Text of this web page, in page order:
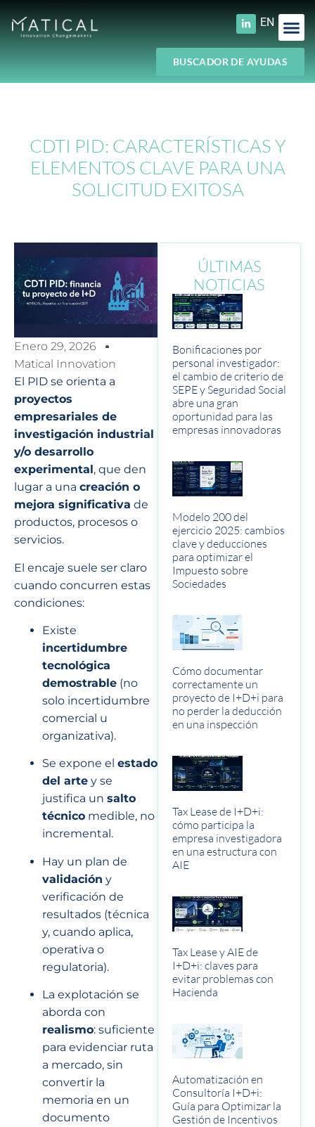
EN
BUSCADOR DE AYUDAS
CDTI PID: CARACTERÍSTICAS Y
ELEMENTOS CLAVE PARA UNA
SOLICITUD EXITOSA
Enero 29, 2026
Matical Innovation
El PID se orienta a
proyectos
empresariales de
investigación industrial
y/o desarrollo
experimental, que den
lugar a una creación o
mejora significativa de
productos, procesos o
servicios.
El encaje suele ser claro
cuando concurren estas
condiciones:
Existe
incertidumbre
tecnológica
demostrable (no
solo incertidumbre
comercial u
organizativa).
Se expone el estado
del arte y se
justifica un salto
técnico medible, no
incremental.
Hay un plan de
validación y
verificación de
resultados (técnica
y, cuando aplica,
operativa o
regulatoria).
La explotación se
aborda con
realismo: suficiente
para evidenciar ruta
a mercado, sin
convertir la
memoria en un
documento
ÚLTIMAS
NOTICIAS
Bonificaciones por
personal investigador:
el cambio de criterio de
SEPE y Seguridad Social
abre una gran
oportunidad para las
empresas innovadoras
Modelo 200 del
ejercicio 2025: cambios
clave y deducciones
para optimizar el
Impuesto sobre
Sociedades
Cómo documentar
correctamente un
proyecto de I+D+i para
no perder la deducción
en una inspección
Tax Lease de I+D+i:
cómo participa la
empresa investigadora
en una estructura con
AIE
Tax Lease y AIE de
I+D+i: claves para
evitar problemas con
Hacienda
Automatización en
Consultoría I+D+i:
Guía para Optimizar la
Gestión de Incentivos